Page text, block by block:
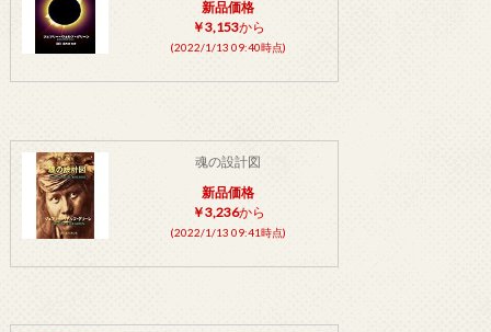
新品価格
￥3,153から
(2022/1/13 09:40時点)
魂の設計図
新品価格
￥3,236から
(2022/1/13 09:41時点)